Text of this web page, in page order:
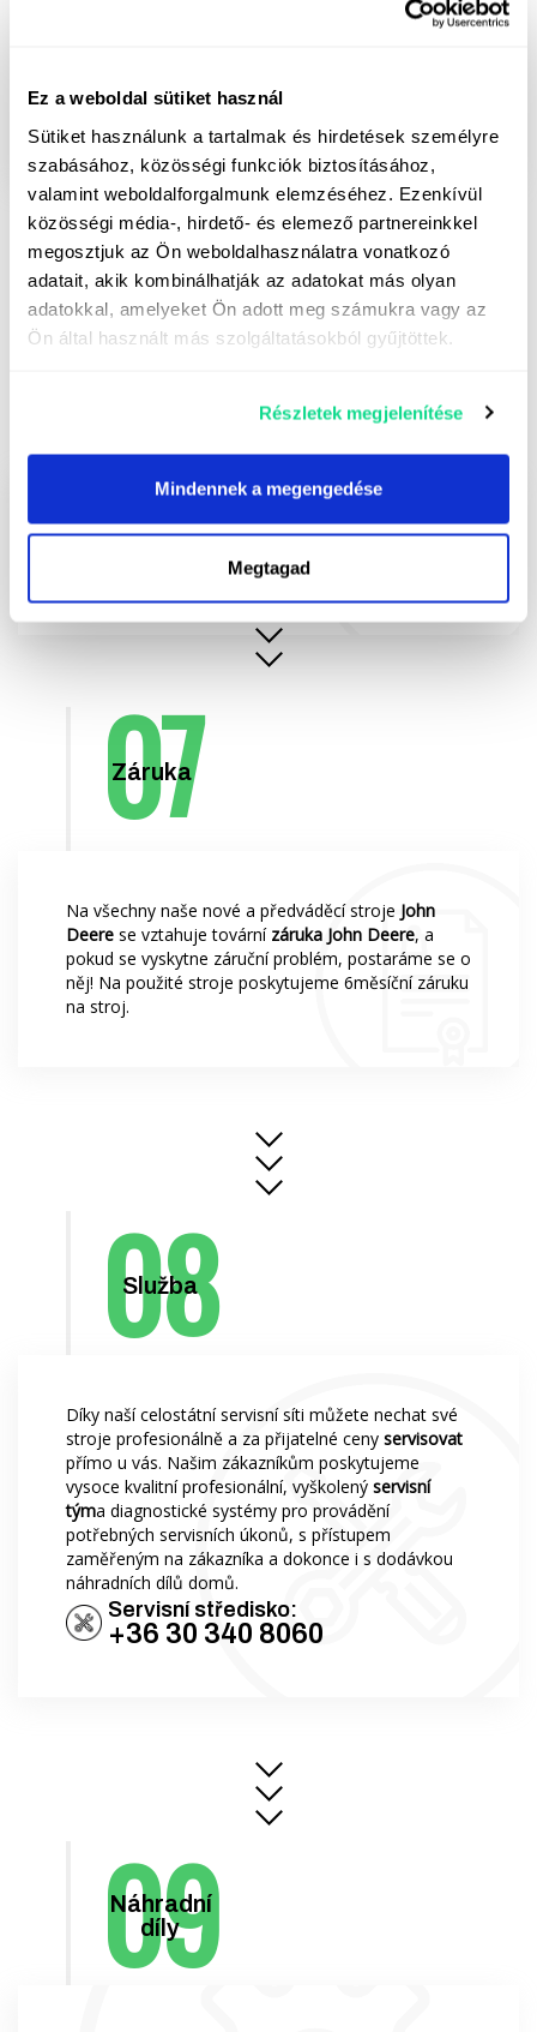
Ez a weboldal sütiket használ
Sütiket használunk a tartalmak és hirdetések személyre
szabásához, közösségi funkciók biztosításához,
valamint weboldalforgalmunk elemzéséhez. Ezenkívül
közösségi média-, hirdető- és elemező partnereinkkel
megosztjuk az Ön weboldalhasználatra vonatkozó
adatait, akik kombinálhatják az adatokat más olyan
adatokkal, amelyeket Ön adott meg számukra vagy az
Ön által használt más szolgáltatásokból gyűjtöttek.
Részletek megjelenítése
Mindennek a megengedése
Megtagad
zkoušek pravosti, administrativy úřadu pro doklady
čerstvou technickou prohlídkou, podepsanou na
Zajistíme bezpečné doručení stroje do vašich
Záruka
Na všechny naše nové a předváděcí stroje John
Deere se vztahuje tovární záruka John Deere, a
pokud se vyskytne záruční problém, postaráme se o
něj! Na použité stroje poskytujeme 6měsíční záruku
na stroj.
Služba
Díky naší celostátní servisní síti můžete nechat své
stroje profesionálně a za přijatelné ceny servisovat
přímo u vás. Našim zákazníkům poskytujeme
vysoce kvalitní profesionální, vyškolený servisní
týma diagnostické systémy pro provádění
potřebných servisních úkonů, s přístupem
zaměřeným na zákazníka a dokonce i s dodávkou
náhradních dílů domů.
Servisní středisko:
+36 30 340 8060
Náhradní
díly